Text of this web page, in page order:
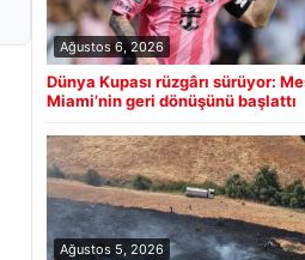
Ağustos 6, 2026
Dünya Kupası rüzgârı sürüyor:
Miami’nin geri dönüşünü başlattı
Ağustos 5, 2026